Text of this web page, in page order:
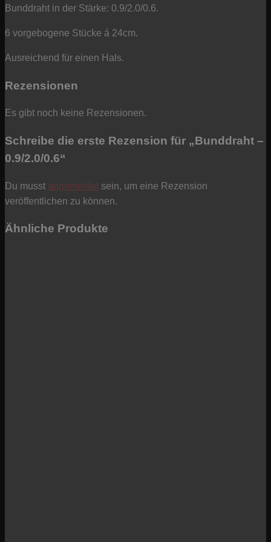
Bunddraht in der Stärke: 0.9/2.0/0.6.
6 vorgebogene Stücke á 24cm.
Ausreichend für einen Hals.
Rezensionen
Es gibt noch keine Rezensionen.
Schreibe die erste Rezension für „Bunddraht –
0.9/2.0/0.6“
Du musst angemeldet sein, um eine Rezension
veröffentlichen zu können.
Ähnliche Produkte